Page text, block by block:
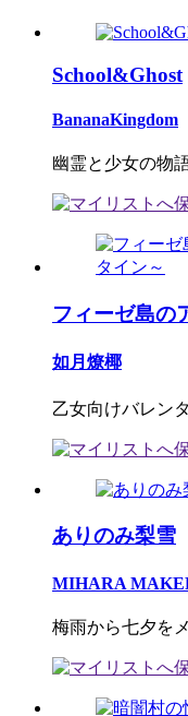
School&Ghost
BananaKingdom
幽霊と少女の物
フィーゼ島の
如月燎椰
乙女向けバレン
ありのみ梨雪
MIHARA
梅雨から七夕を